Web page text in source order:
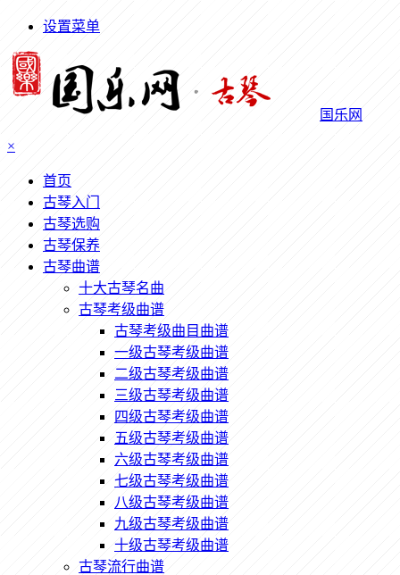
设置菜单
国乐网
×
首页
古琴入门
古琴选购
古琴保养
古琴曲谱
十大古琴名曲
古琴考级曲谱
古琴考级曲目曲谱
一级古琴考级曲谱
二级古琴考级曲谱
三级古琴考级曲谱
四级古琴考级曲谱
五级古琴考级曲谱
六级古琴考级曲谱
七级古琴考级曲谱
八级古琴考级曲谱
九级古琴考级曲谱
十级古琴考级曲谱
古琴流行曲谱